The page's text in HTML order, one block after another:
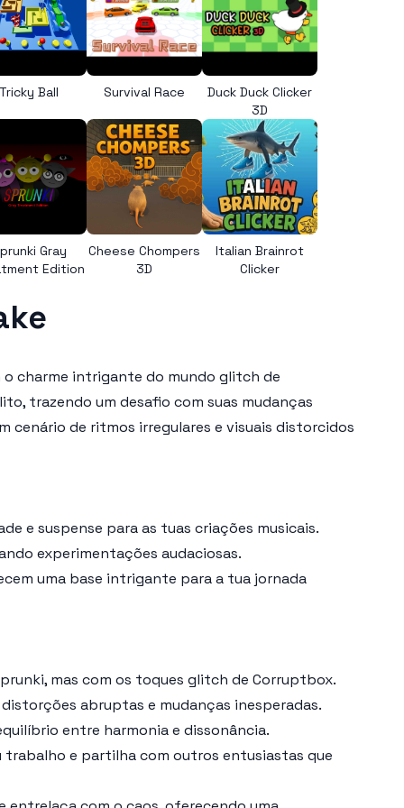
Tricky Ball Survival Race
Duck Duck Clicker
3D
Gray
Edition
Cheese Chompers
3D
Italian Brainrot
Clicker
charme intrigante do mundo glitch de
trazendo um desafio com suas mudanças
cenário de ritmos irregulares e visuais distorcidos
e suspense para as tuas criações musicais.
experimentações audaciosas.
uma base intrigante para a tua jornada
mas com os toques glitch de Corruptbox.
abruptas e mudanças inesperadas.
entre harmonia e dissonância.
e partilha com outros entusiastas que